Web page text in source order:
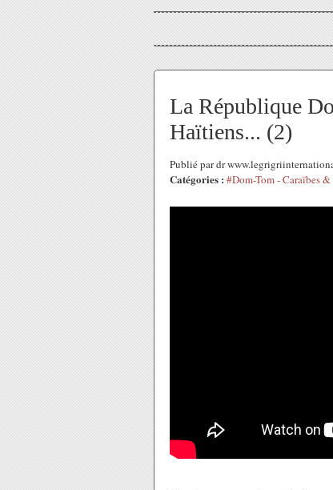
La République
Haïtiens... (2)
Publié par dr
Catégories : #Dom-Tom - Caraïbes